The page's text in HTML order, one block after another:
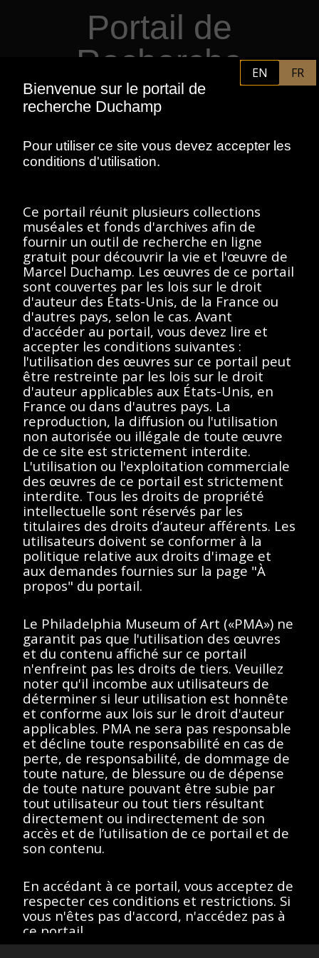
Retourner au contenu principal
Portail de
Recherche
Duchamp
ART
CENTRE POMPIDOU
ACCUEIL
Fonds général des
photographies, 1888-
Contenus Description
< Toutes les séries
Afficher éléments
Aucun résultat
trouvé.
Veuillez essayer de
supprimer les filtres ou
essayez un autre terme
de recherche.
Afficher éléments <<< >>>
Toutes les œuvres de ce site sont protégées par les lois sur
le droit d'auteur des États-Unis, de la France ou d'autres
droits de propriété intellectuelle sont détenus par les titulaires
des droits d’auteurs afférents. Les utilisateurs doivent se
conformer à la politique relative aux droits d'image et aux
demandes fournies sur la page "À propos" du portail.
Site version
EN FR
Bienvenue sur le portail de
recherche Duchamp
Pour utiliser ce site vous devez accepter les
conditions d'utilisation.
Ce portail réunit plusieurs collections
muséales et fonds d'archives afin de
fournir un outil de recherche en ligne
gratuit pour découvrir la vie et l'œuvre de
Marcel Duchamp. Les œuvres de ce portail
sont couvertes par les lois sur le droit
d'auteur des États-Unis, de la France ou
d'autres pays, selon le cas. Avant
d'accéder au portail, vous devez lire et
accepter les conditions suivantes :
l'utilisation des œuvres sur ce portail peut
être restreinte par les lois sur le droit
d'auteur applicables aux États-Unis, en
France ou dans d'autres pays. La
reproduction, la diffusion ou l'utilisation
non autorisée ou illégale de toute œuvre
de ce site est strictement interdite.
L'utilisation ou l'exploitation commerciale
des œuvres de ce portail est strictement
interdite. Tous les droits de propriété
intellectuelle sont réservés par les
titulaires des droits d’auteur afférents. Les
utilisateurs doivent se conformer à la
politique relative aux droits d'image et
aux demandes fournies sur la page "À
propos" du portail.
Le Philadelphia Museum of Art («PMA») ne
garantit pas que l'utilisation des œuvres
et du contenu affiché sur ce portail
n'enfreint pas les droits de tiers. Veuillez
noter qu'il incombe aux utilisateurs de
déterminer si leur utilisation est honnête
et conforme aux lois sur le droit d'auteur
applicables. PMA ne sera pas responsable
et décline toute responsabilité en cas de
perte, de responsabilité, de dommage de
toute nature, de blessure ou de dépense
de toute nature pouvant être subie par
tout utilisateur ou tout tiers résultant
directement ou indirectement de son
accès et de l’utilisation de ce portail et de
son contenu.
En accédant à ce portail, vous acceptez de
respecter ces conditions et restrictions. Si
vous n'êtes pas d'accord, n'accédez pas à
ce portail.